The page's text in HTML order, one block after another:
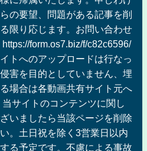
の要望、問題がある記事を削
限り応じます。お問い合わせ
form.os7.biz/f/c82c6596/
トへのアップロードは行なっ
害を目的としていません、埋
場合は各動画共有サイト元へ
サイトのコンテンツに関し
いましたら当該ページを削除
。土日祝を除く3営業日以内
る予定です。不慮による事故